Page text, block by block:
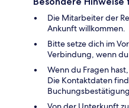
Die Mitarbeiter der
Ankunft willkommen.
Bitte setze dich im
Verbindung, wenn du
Wenn du Fragen
Die Kontaktdaten